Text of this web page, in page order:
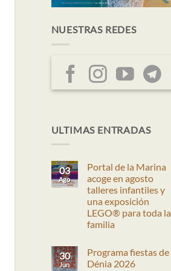
NUESTRAS REDES
ULTIMAS ENTRADAS
03
Ago
Portal de la Marina
acoge en agosto
talleres infantiles y
una exposición
LEGO® para toda la
familia
comentarios
en
Portal
30
Jun
Programa fiestas de
Dénia 2026